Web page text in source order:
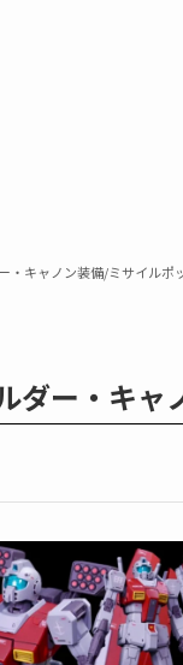
・キャノン装備/ミサイルポ
ダー・キ